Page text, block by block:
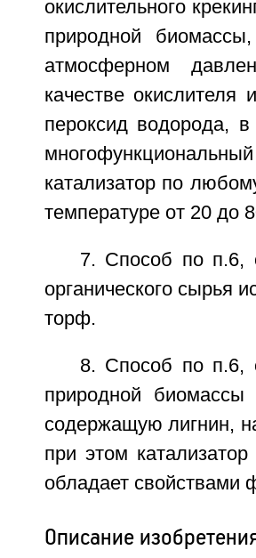
окислительного
природной
атмосферном
качестве окислителя
пероксид водорода, в
катализатор по
температуре от 20 до
7. Способ по п.6,
органического сырья
торф.
8. Способ по п.6,
природной биомассы
содержащую лигнин,
при этом
обладает свойствами
Описание